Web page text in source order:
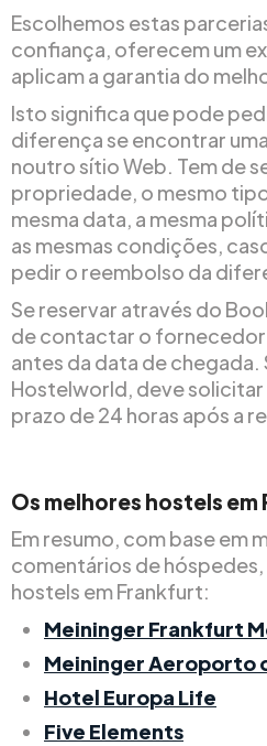
Escolhemos estas
confiança, oferecem um
aplicam a garantia do
Isto significa que pode
diferença se encontrar
noutro sítio Web. Tem de
propriedade, o mesmo
mesma data, a mesma
as mesmas condições,
pedir o reembolso da
Se reservar através do
de contactar o fornecedor
antes da data de
Hostelworld, deve solicitar
prazo de 24 horas após a
Os melhores hostels
Em resumo, com base em
comentários de
hostels em Frankfurt:
Meininger Frankfurt
Meininger Aeroporto
Hotel Europa Life
Five Elements